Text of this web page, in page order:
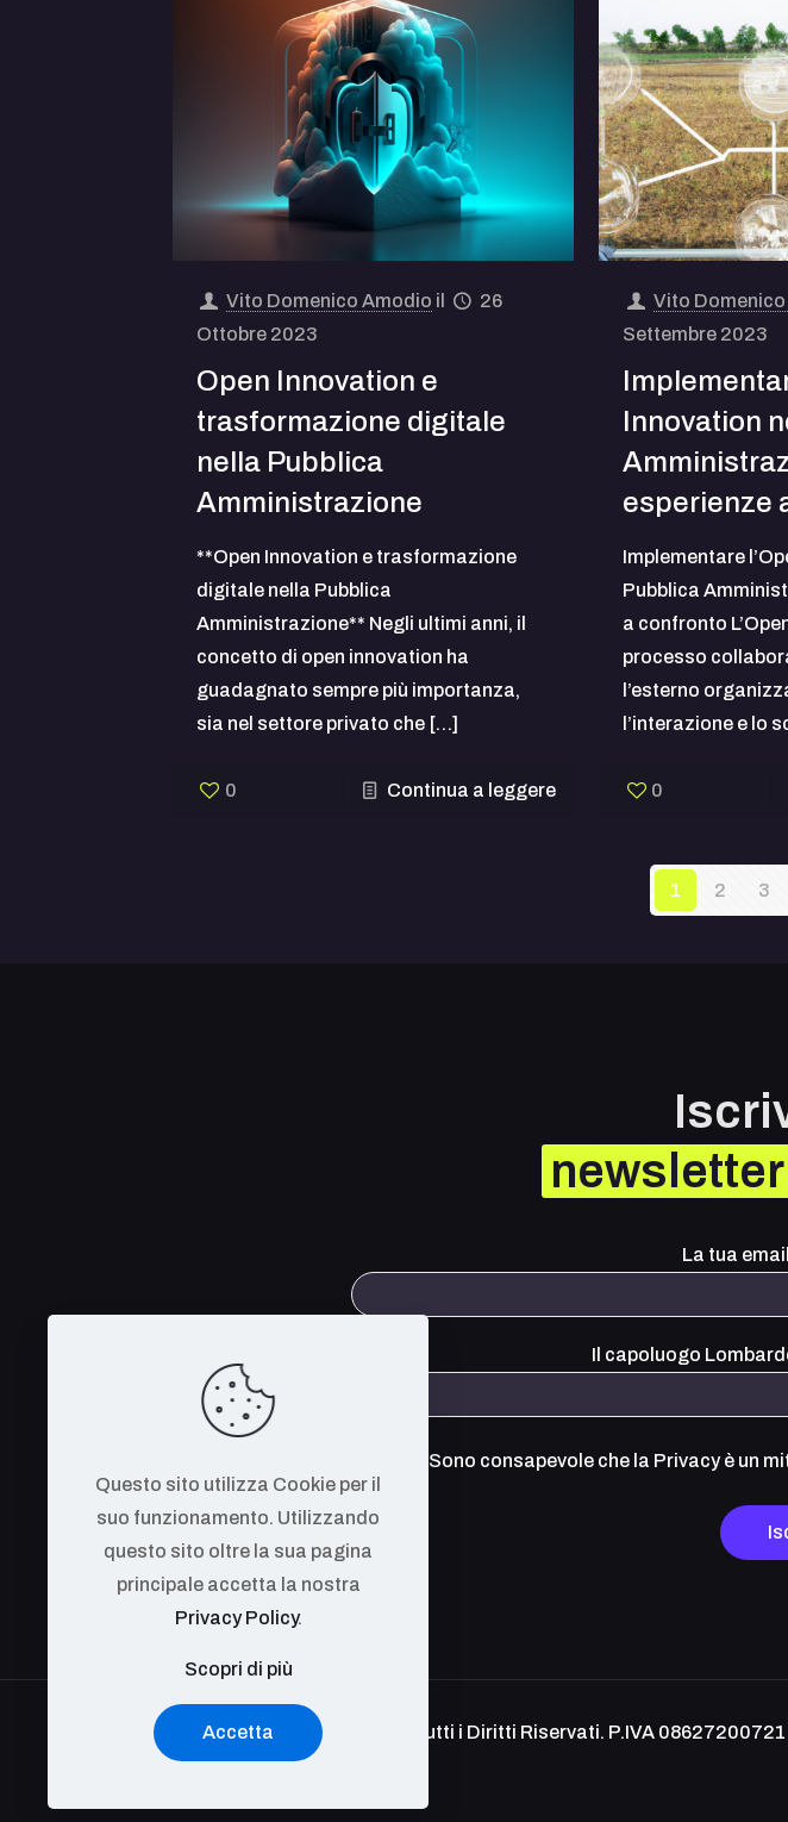
Vito Domenico Amodio il
26
Ottobre 2023
Open Innovation e
trasformazione digitale
nella Pubblica
Amministrazione
**Open Innovation e trasformazione
digitale nella Pubblica
Amministrazione** Negli ultimi anni, il
concetto di open innovation ha
guadagnato sempre più importanza,
sia nel settore privato che[…]
0 Continua a leggere
Vito
Settembre 2023
Innovation
esperienze
Implementare
Pubblica
a confronto
processo
l’esterno
l’interazione e lo
0
1 2 3
La tua
Il capoluogo
Sono consapevole che la Privacy è un
The OpenCyber Foundation. Tutti i Diritti Riservati. P.IVA
Questo sito utilizza Cookie per il
suo funzionamento. Utilizzando
questo sito oltre la sua pagina
principale accetta la nostra
Privacy Policy.
Scopri di più
Accetta